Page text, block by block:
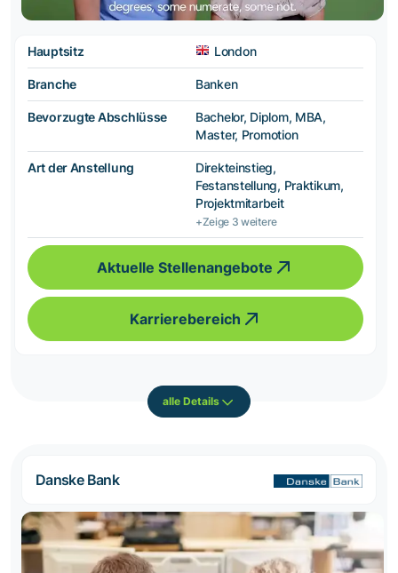
Hauptsitz London
Branche Banken
Bevorzugte Abschlüsse
Bachelor, Diplom, MBA,
Master, Promotion
Art der Anstellung
Direkteinstieg,
Festanstellung, Praktikum,
Projektmitarbeit
+Zeige 3 weitere
Aktuelle Stellenangebote
Karrierebereich
alle Details
Danske Bank